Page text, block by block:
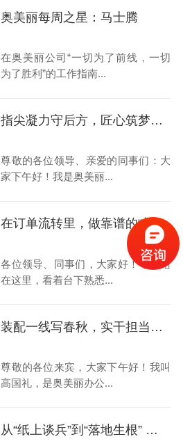
奥美丽每周之星：马士腾
在奥美丽公司“一切为了前线，一切
为了胜利”的工作指南...
指尖凝力守后方，匠心筑梦赴荣光 ——我们的一线坚守与“胜利”答卷
尊敬的各位领导、亲爱的同事们：大
家下午好！我是奥美丽...
在订单流转里，做靠谱的“桥梁”
各位领导、同事们，大家好！今天站
在这里，看着台下熟悉...
装配一线写春秋，实干担当赴新程
尊敬的各位来宾，大家下午好！我叫
高国礼，是奥美丽办公...
从“纸上谈兵”到“落地生根” ——一名生产计划员的成长蜕变